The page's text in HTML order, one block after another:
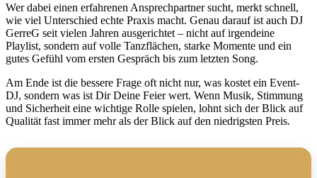
Wer dabei einen erfahrenen Ansprechpartner sucht, merkt schnell,
wie viel Unterschied echte Praxis macht. Genau darauf ist auch DJ
GerreG seit vielen Jahren ausgerichtet – nicht auf irgendeine
Playlist, sondern auf volle Tanzflächen, starke Momente und ein
gutes Gefühl vom ersten Gespräch bis zum letzten Song.
Am Ende ist die bessere Frage oft nicht nur, was kostet ein Event-
DJ, sondern was ist Dir Deine Feier wert. Wenn Musik, Stimmung
und Sicherheit eine wichtige Rolle spielen, lohnt sich der Blick auf
Qualität fast immer mehr als der Blick auf den niedrigsten Preis.